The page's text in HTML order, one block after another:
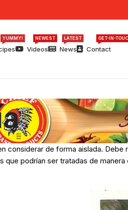
YUMMY!
Videos
NEWEST
News
LATEST
Contact
GET-IN-
considerar de forma aislada. Debe
podrían ser tratadas de